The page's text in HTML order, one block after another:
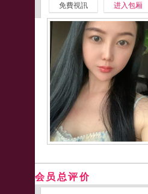
免費視訊 进入包厢
会员总评价